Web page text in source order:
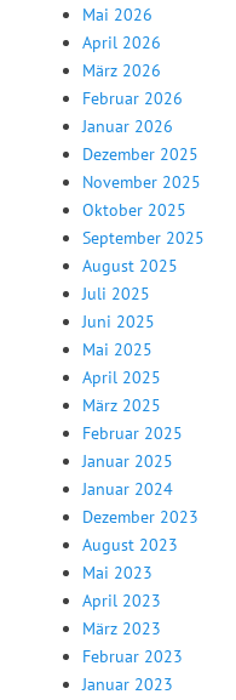
Mai 2026
April 2026
März 2026
Februar 2026
Januar 2026
Dezember 2025
November 2025
Oktober 2025
September 2025
August 2025
Juli 2025
Juni 2025
Mai 2025
April 2025
März 2025
Februar 2025
Januar 2025
Januar 2024
Dezember 2023
August 2023
Mai 2023
April 2023
März 2023
Februar 2023
Januar 2023